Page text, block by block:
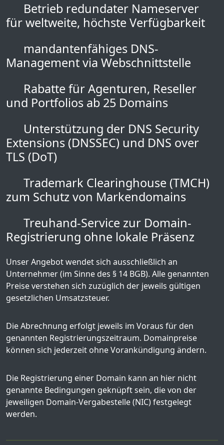
Betrieb redundater Nameserver
für weltweite, höchste Verfügbarkeit
mandantenfähiges DNS-
Management via Webschnittstelle
Rabatte für Agenturen, Reseller
und Portfolios ab 25 Domains
Unterstützung der DNS Security
Extensions (DNSSEC) und DNS over
TLS (DoT)
Trademark Clearinghouse (TMCH)
zum Schutz von Markendomains
Treuhand-Service zur Domain-
Registrierung ohne lokale Präsenz
Unser Angebot wendet sich ausschließlich an
Unternehmer (im Sinne des § 14 BGB). Alle genannten
Preise verstehen sich zuzüglich der jeweils gültigen
gesetzlichen Umsatzsteuer.
Die Abrechnung erfolgt jeweils im Voraus für den
genannten Registrierungszeitraum. Domainpreise
können sich jederzeit ohne Vorankündigung ändern.
Die Registrierung einer Domain kann an hier nicht
genannte Bedingungen geknüpft sein, die von der
jeweiligen Domain-Vergabestelle (NIC) festgelegt
werden.